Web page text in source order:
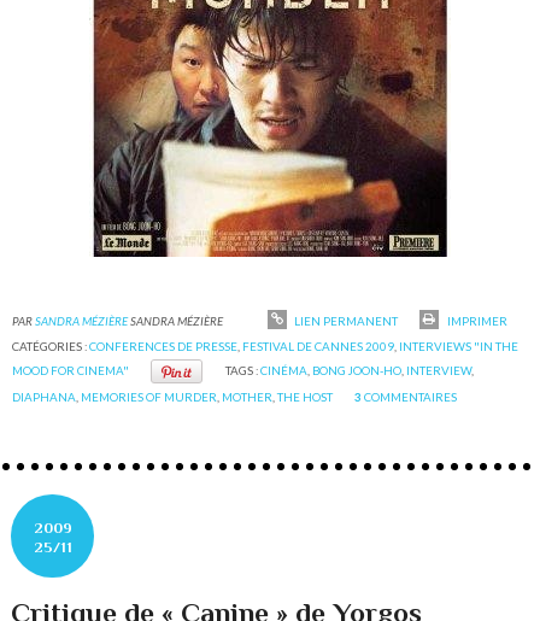
PARSANDRA MÉZIÈRESANDRA MÉZIÈRE LIEN PERMANENT
IMPRIMER
CATÉGORIES :CONFERENCES DE PRESSE FESTIVAL DE CANNES 2009 INTERVIEWS "IN THE
MOOD FOR CINEMA"
TAGS :CINÉMA BONG JOON-HO, INTERVIEW,
DIAPHANA MEMORIES OF MURDER MOTHER ,THE HOST 3 COMMENTAIRES
2009
25/11
Critique de « Canine » de Yorgos